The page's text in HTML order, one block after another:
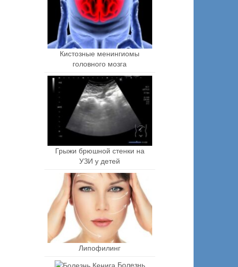
Кистозные менингиомы
головного мозга
Грыжи брюшной стенки на
УЗИ у детей
Липофилинг
Болезнь